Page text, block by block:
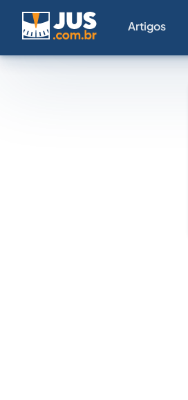
Artigos